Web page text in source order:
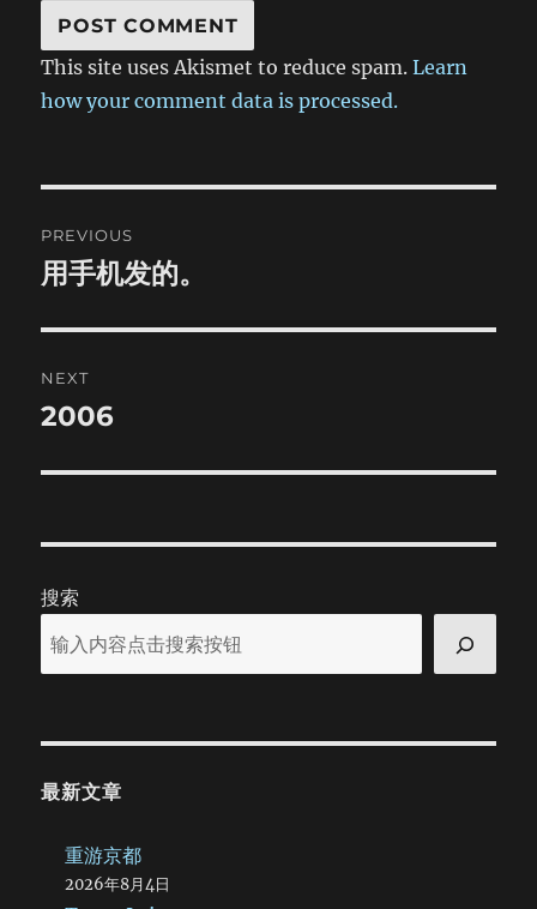
This site uses Akismet to reduce spam.Learn
how your comment data is processed.
navigation
PREVIOUS
Previous
用手机发的。
NEXT
Next
2006
搜索
最新文章
重游京都
2026年8月4日